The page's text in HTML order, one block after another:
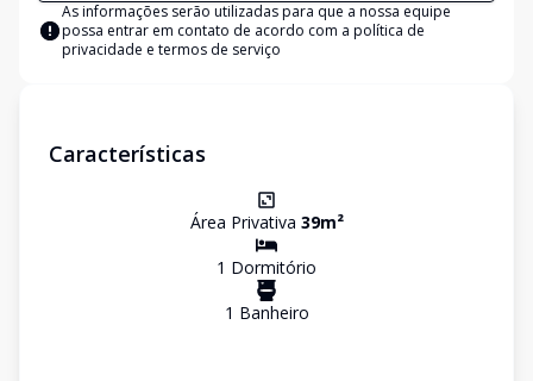
As informações serão utilizadas para que a nossa equipe
possa entrar em contato de acordo com a política de
privacidade e termos de serviço
Características
Área Privativa 39m²
1 Dormitório
1 Banheiro